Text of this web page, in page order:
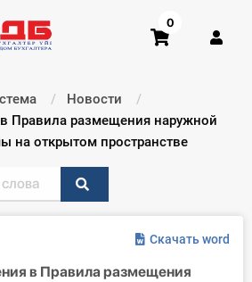
0
Новости
Правила размещения наружной
на открытом пространстве
Скачать word
в Правила размещения